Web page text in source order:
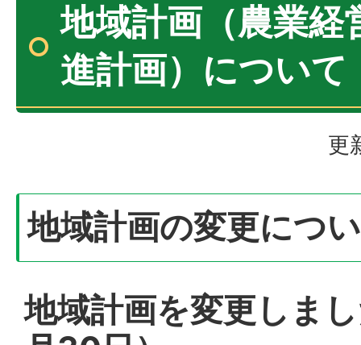
地域計画（農業経
進計画）について
更
地域計画の変更につ
地域計画を変更しま